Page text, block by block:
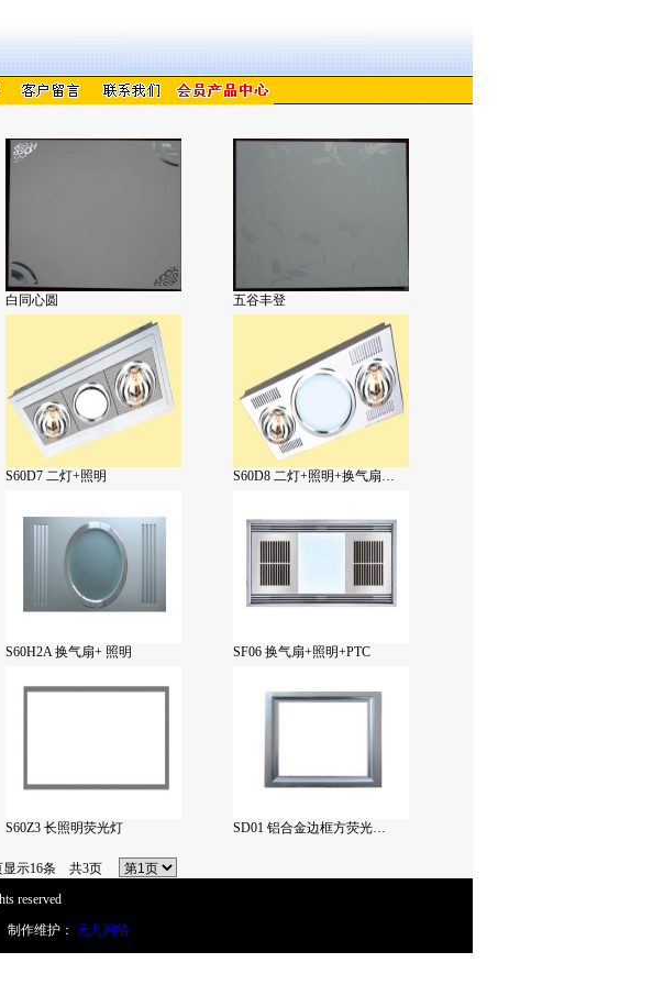
白同心圆 五谷丰登
S60D7 二灯+照明 S60D8 二灯+照明+换气扇…
S60H2A 换气扇+ 照明 SF06 换气扇+照明+PTC
S60Z3 长照明荧光灯 SD01 铝合金边框方荧光…
示16条 共3页
reserved
作维护： 元九网络